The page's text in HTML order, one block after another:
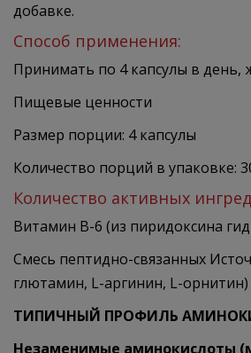
добавке.
Способ применения:
Принимать по 4 капсулы в день,
Пищевые ценности
Размер порции: 4 капсулы
Количество порций в упаковке:
Количество активных
Витамин B-6 (из пиридоксина
Смесь пептидно-связанных
глютамин, L-аргинин, L-орнитин)
ТИПИЧНЫЙ ПРОФИЛЬ
Незаменимые аминокислоты